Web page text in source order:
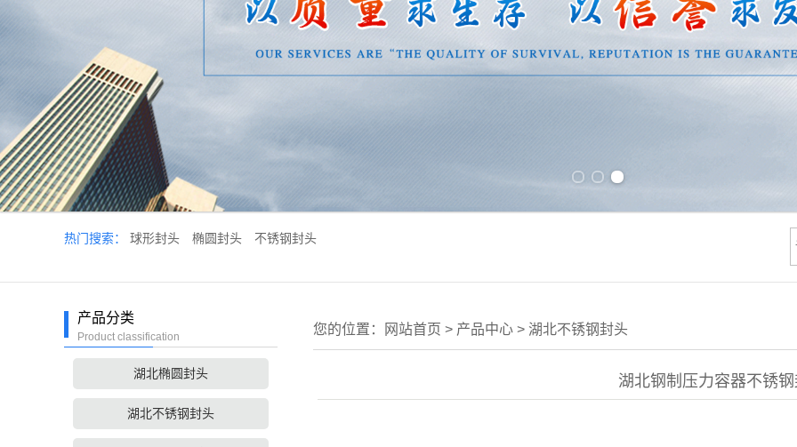
热门搜索： 球形封头 椭圆封头 不锈钢封头
产品分类
Product classification
湖北椭圆封头
湖北不锈钢封头
您的位置： 网站首页 > 产品中心 > 湖北不锈钢封头
湖北钢制压力容器不锈